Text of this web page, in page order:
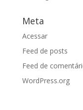
Meta
Acessar
Feed de posts
Feed de
WordPress.org